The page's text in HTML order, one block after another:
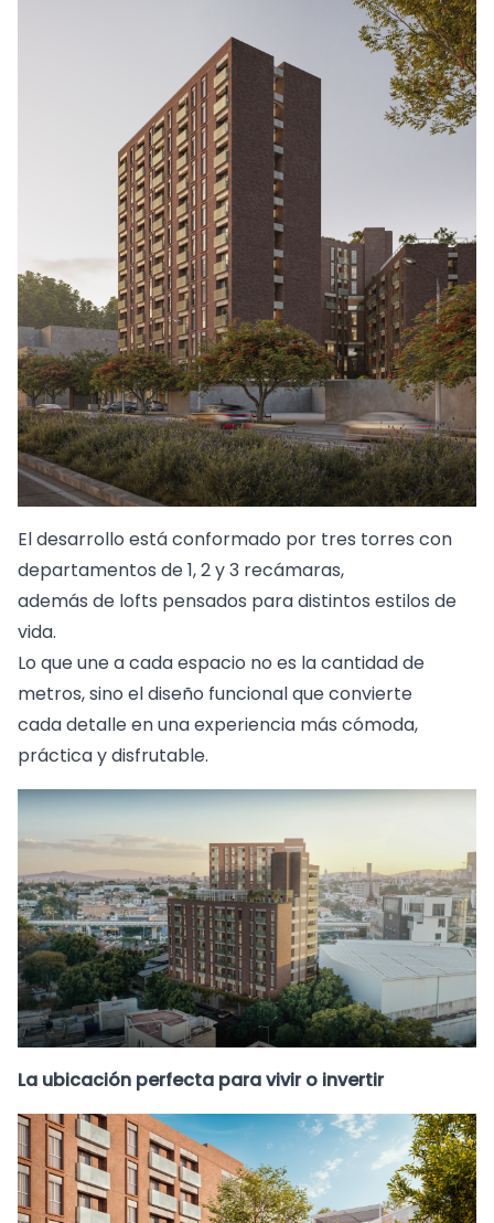
El desarrollo está conformado por tres torres con
departamentos de 1, 2 y 3 recámaras,
además de lofts pensados para distintos estilos de
vida.
Lo que une a cada espacio no es la cantidad de
metros, sino el diseño funcional que convierte
cada detalle en una experiencia más cómoda,
práctica y disfrutable.
La ubicación perfecta para vivir o invertir